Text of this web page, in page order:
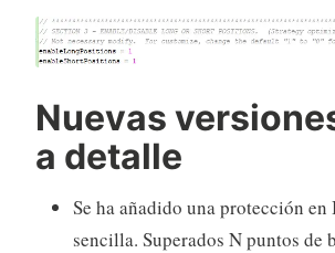
Nuevas
a detalle
Se ha añadido una protección en
sencilla. Superados N puntos de